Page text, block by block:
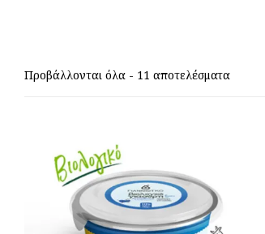
Προβάλλονται όλα - 11 αποτελέσματα